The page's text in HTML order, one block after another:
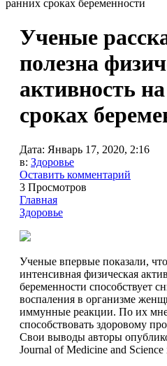
Ученые
полезна
активность
сроках
Дата: Январь 17, 2020, 2:16
в: Здоровье
Оставить комментарий
3 Просмотров
Главная
Здоровье
Ученые впервые показали,
интенсивная физическая
беременности способствует
воспаления в организме
иммунные реакции. По их
способствовать здоровому
Свои выводы авторы
Journal of Medicine and Science